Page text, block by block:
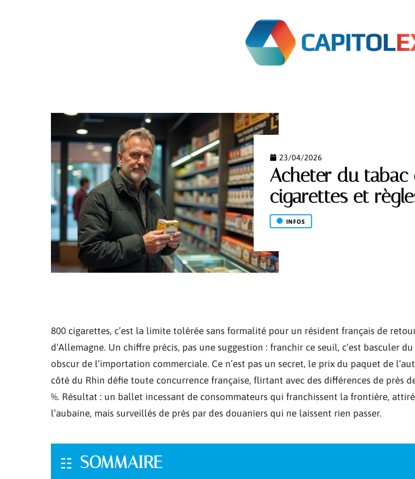
23/04/2026
Acheter du tabac
cigarettes et
INFOS
800 cigarettes, c’est la limite tolérée sans formalité pour un résident français de
d’Allemagne. Un chiffre précis, pas une suggestion : franchir ce seuil, c’est basculer
obscur de l’importation commerciale. Ce n’est pas un secret, le prix du paquet de
côté du Rhin défie toute concurrence française, flirtant avec des différences de près
%. Résultat : un ballet incessant de consommateurs qui franchissent la frontière,
l’aubaine, mais surveillés de près par des douaniers qui ne laissent rien passer.
SOMMAIRE